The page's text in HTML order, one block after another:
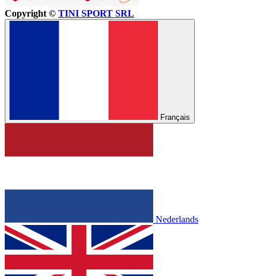
Copyright © TINI SPORT SRL
Français
Nederlands